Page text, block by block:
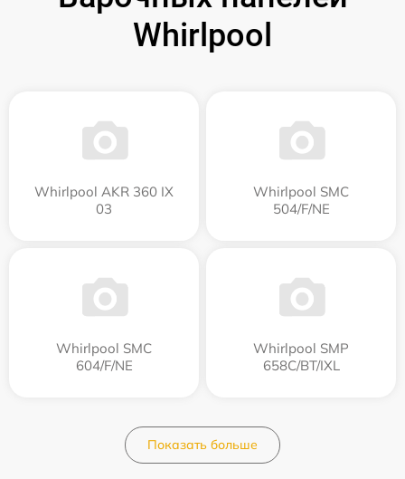
Whirlpool
Whirlpool AKR 360 IX
03
Whirlpool SMC
504/F/NE
Whirlpool SMC
604/F/NE
Whirlpool SMP
658C/BT/IXL
Показать больше